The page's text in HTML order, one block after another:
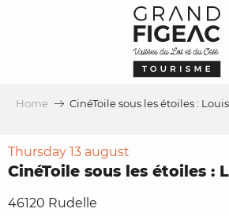
Home CinéToile sous les étoiles :
Thursday 13 august
CinéToile sous les étoiles :
46120 Rudelle